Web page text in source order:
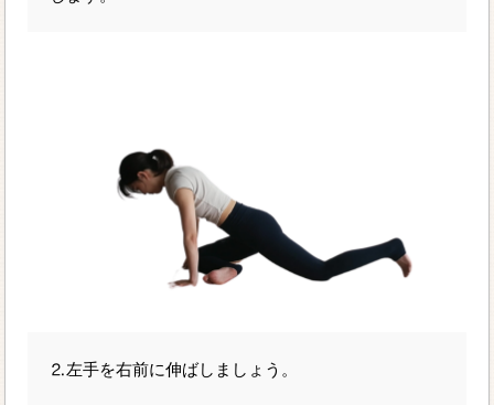
⒉左手を右前に伸ばしましょう。